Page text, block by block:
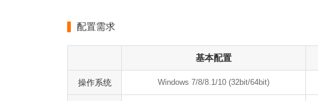
配置需求
基本配置
操作系统 Windows 7/8/8.1/10 (32bit/64bit)